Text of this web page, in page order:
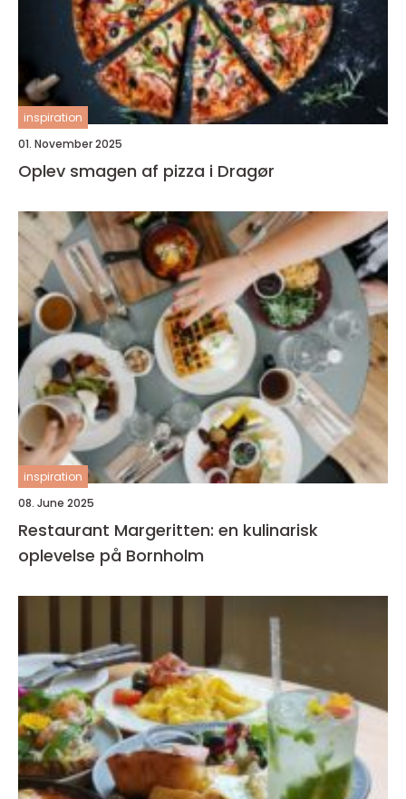
inspiration
01. November 2025
Oplev smagen af pizza i Dragør
inspiration
08. June 2025
Restaurant Margeritten: en kulinarisk
oplevelse på Bornholm